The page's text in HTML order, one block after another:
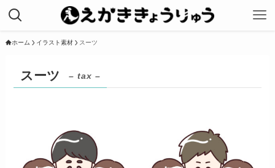
ホーム イラスト素材 スーツ
スーツ – tax –